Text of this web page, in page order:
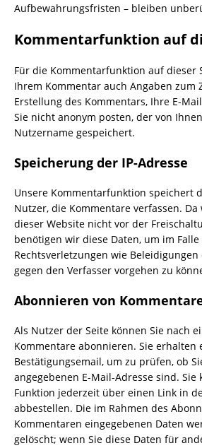
Aufbewahrungsfristen – bleiben
Kommentar­funktion auf
Für die Kommentarfunktion auf dieser
Ihrem Kommentar auch Angaben zum
Erstellung des Kommentars, Ihre E-
Sie nicht anonym posten, der von
Nutzername gespeichert.
Speicherung der IP-Adresse
Unsere Kommentarfunktion speichert
Nutzer, die Kommentare verfassen.
dieser Website nicht vor der
benötigen wir diese Daten, um im Falle
Rechtsverletzungen wie Beleidigungen
gegen den Verfasser vorgehen zu
Abonnieren von
Als Nutzer der Seite können Sie nach
Kommentare abonnieren. Sie erhalten
Bestätigungsemail, um zu prüfen, ob
angegebenen E-Mail-Adresse sind. Sie
Funktion jederzeit über einen Link in
abbestellen. Die im Rahmen des
Kommentaren eingegebenen Daten
gelöscht; wenn Sie diese Daten für